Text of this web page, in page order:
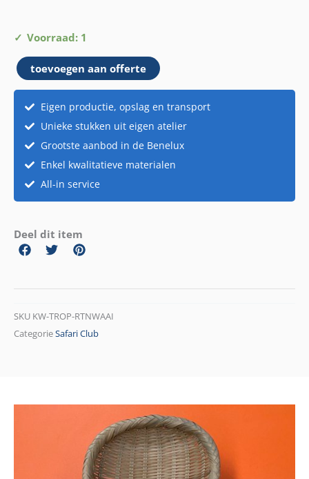
Voorraad: 1
Rieten
waaier
aantaltoevoegen aan offerte
Eigen productie, opslag en transport
Unieke stukken uit eigen atelier
Grootste aanbod in de Benelux
Enkel kwalitatieve materialen
All-in service
Deel dit item
SKU KW-TROP-RTNWAAI
CategorieSafari Club